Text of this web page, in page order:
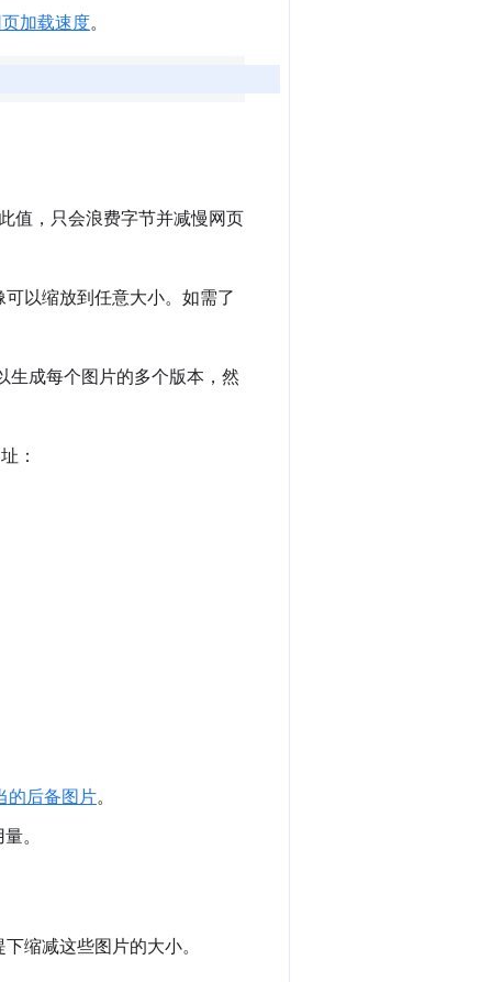
加载速度。
值，只会浪费字节并减慢网页
以缩放到任意大小。如需了
生成每个图片的多个版本，然
：
的后备图片。
。
缩减这些图片的大小。